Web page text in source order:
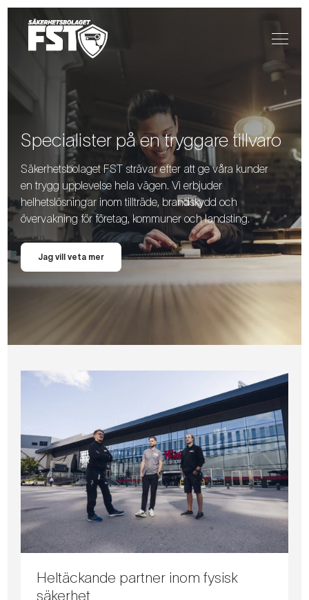
Specialister på en tryggare tillvaro
Säkerhetsbolaget FST strävar efter att ge våra kunder
en trygg upplevelse hela vägen. Vi erbjuder
helhetslösningar inom tillträde, brandskydd och
övervakning för företag, kommuner och landsting.
Jag vill veta mer
Heltäckande partner inom fysisk
säkerhet